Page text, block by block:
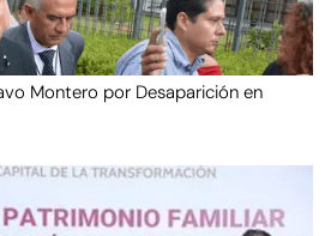
Montero por Desaparición en